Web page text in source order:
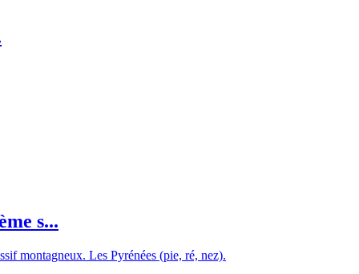
s...
montagneux. Les Pyrénées (pie, ré, nez).